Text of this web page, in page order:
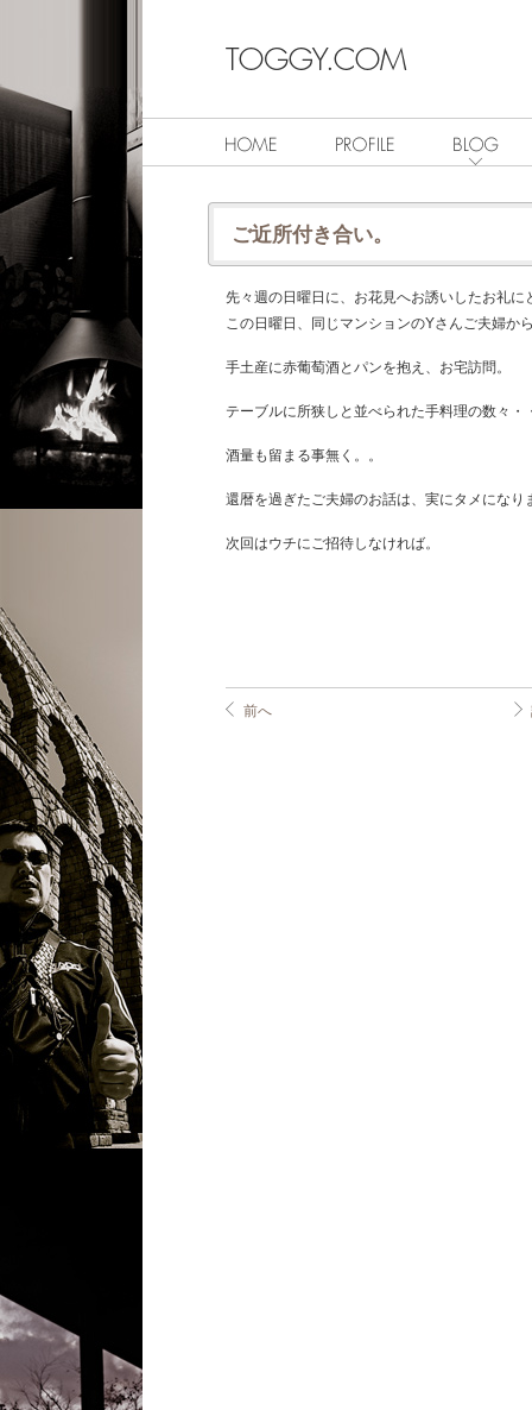
ご近所付き合い。
先々週の日曜日に、お花見へお誘いしたお礼に
この日曜日、同じマンションのYさんご夫婦か
手土産に赤葡萄酒とパンを抱え、お宅訪問。
テーブルに所狭しと並べられた手料理の数々・
酒量も留まる事無く。。
還暦を過ぎたご夫婦のお話は、実にタメになり
次回はウチにご招待しなければ。
前へ